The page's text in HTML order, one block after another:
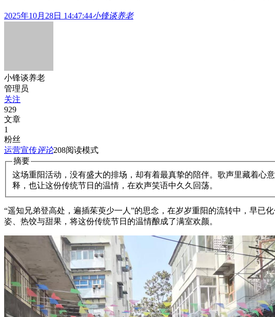
2025年10月28日 14:47:44小锋谈养老
小锋谈养老
管理员
关注
929
文章
1
粉丝
运营宣传评论208阅读模式
摘要
这场重阳活动，没有盛大的排场，却有着最真挚的陪伴。歌声里藏着
释，也让这份传统节日的温情，在欢声笑语中久久回荡。
“遥知兄弟登高处，遍插茱萸少一人”的思念，在岁岁重阳的流转中，早已
姿、热饺与甜果，将这份传统节日的温情酿成了满室欢颜。